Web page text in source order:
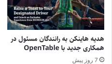
هدیه هاینکن به رانندگان مسئول در
همکاری جدید با OpenTable
7 روز پیش